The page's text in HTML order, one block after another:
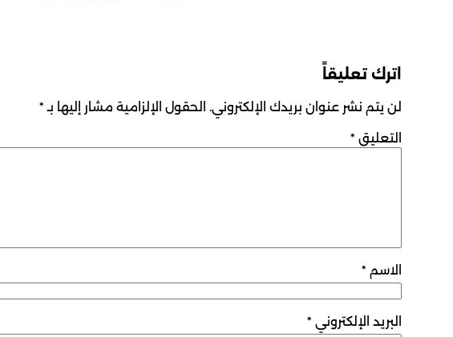
اترك تعليقاً
لن يتم نشر عنوان بريدك الإلكتروني. الحقول الإلزامية مشار إليها بـ *
التعليق *
الاسم *
البريد الإلكتروني *